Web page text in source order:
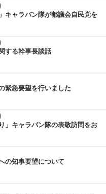
キャラバン隊が都議会自民党を
する幹事長談話
緊急要望を行いました
」キャラバン隊の表敬訪問をお
の知事要望について